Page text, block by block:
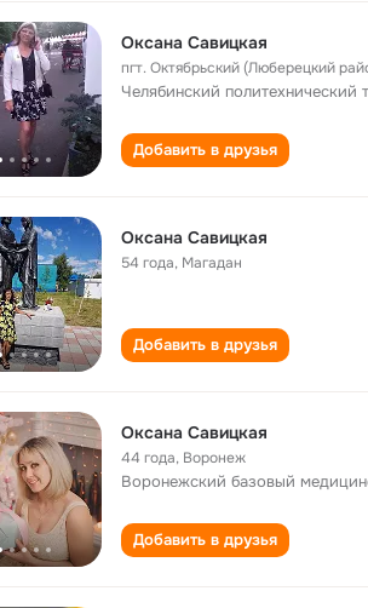
Оксана Савицкая
пгт. Октябрьский (Люберецкий
Челябинский политехнический
Добавить в друзья
Оксана Савицкая
54 года, Магадан
Добавить в друзья
Оксана Савицкая
44 года, Воронеж
Воронежский базовый
Добавить в друзья